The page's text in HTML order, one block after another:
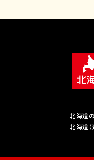
北海道
北海道